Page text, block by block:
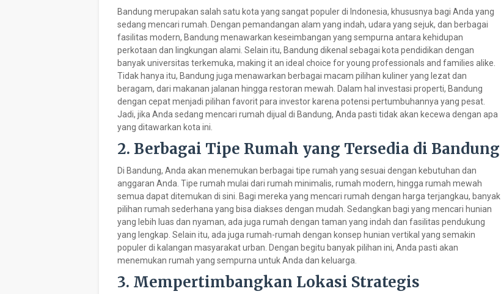
Bandung merupakan salah satu kota yang sangat populer di Indonesia, khususnya bagi Anda yang
sedang mencari rumah. Dengan pemandangan alam yang indah, udara yang sejuk, dan berbagai
fasilitas modern, Bandung menawarkan keseimbangan yang sempurna antara kehidupan
perkotaan dan lingkungan alami. Selain itu, Bandung dikenal sebagai kota pendidikan dengan
banyak universitas terkemuka, making it an ideal choice for young professionals and families alike.
Tidak hanya itu, Bandung juga menawarkan berbagai macam pilihan kuliner yang lezat dan
beragam, dari makanan jalanan hingga restoran mewah. Dalam hal investasi properti, Bandung
dengan cepat menjadi pilihan favorit para investor karena potensi pertumbuhannya yang pesat.
Jadi, jika Anda sedang mencari rumah dijual di Bandung, Anda pasti tidak akan kecewa dengan apa
yang ditawarkan kota ini.
2. Berbagai Tipe Rumah yang Tersedia di Bandung
Di Bandung, Anda akan menemukan berbagai tipe rumah yang sesuai dengan kebutuhan dan
anggaran Anda. Tipe rumah mulai dari rumah minimalis, rumah modern, hingga rumah mewah
semua dapat ditemukan di sini. Bagi mereka yang mencari rumah dengan harga terjangkau, banyak
pilihan rumah sederhana yang bisa diakses dengan mudah. Sedangkan bagi yang mencari hunian
yang lebih luas dan nyaman, ada juga rumah dengan taman yang indah dan fasilitas pendukung
yang lengkap. Selain itu, ada juga rumah-rumah dengan konsep hunian vertikal yang semakin
populer di kalangan masyarakat urban. Dengan begitu banyak pilihan ini, Anda pasti akan
menemukan rumah yang sempurna untuk Anda dan keluarga.
3. Mempertimbangkan Lokasi Strategis